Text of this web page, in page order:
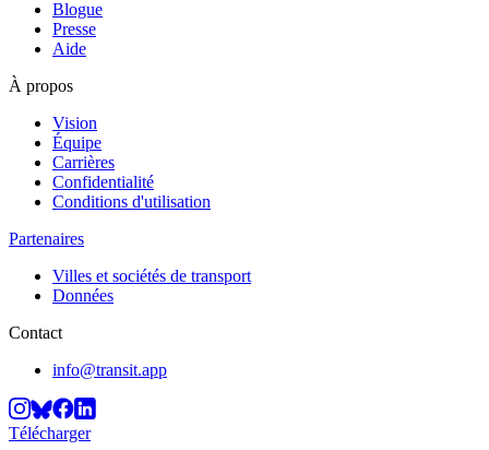
Blogue
Presse
Aide
À propos
Vision
Équipe
Carrières
Confidentialité
Conditions d'utilisation
Partenaires
Villes et sociétés de transport
Données
Contact
info@transit.app
Télécharger